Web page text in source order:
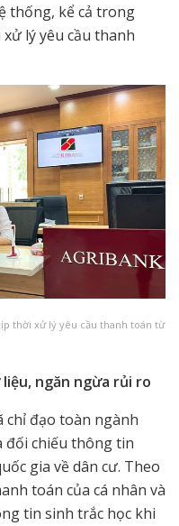
thống, kể cả trong
lý yêu cầu thanh
thời xử lý yêu cầu thanh toán từ
ngăn ngừa rủi ro
chỉ đạo toàn ngành
đối chiếu thông tin
gia về dân cư. Theo
toán của cá nhân và
tin sinh trắc học khi